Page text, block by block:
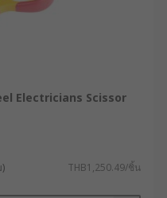
สำหรับ
และช่วยเพิ่มความ
การออกแบบ
ง
Electricians Scissor
THB1,250.49/ชิ้น